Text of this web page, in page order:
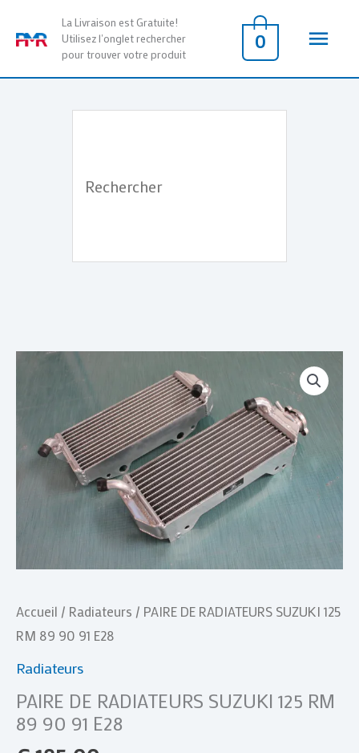
La Livraison est Gratuite!
Utilisez l'onglet rechercher
pour trouver votre produit
0
Accueil / Radiateurs / PAIRE DE RADIATEURS SUZUKI 125
RM 89 90 91 E28
Radiateurs
PAIRE DE RADIATEURS SUZUKI 125 RM
89 90 91 E28
quantité
RADIATEURS
91
E28